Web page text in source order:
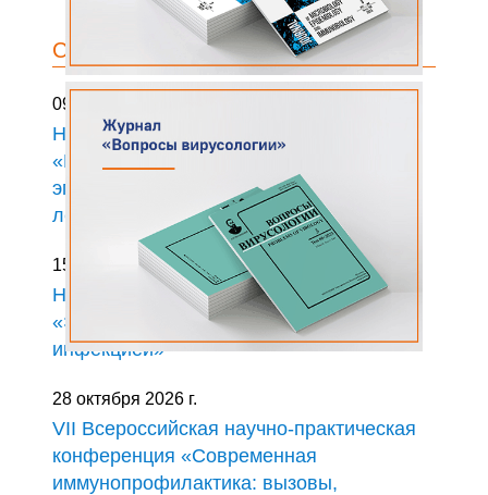
СОБЫТИЯ
09 сентября 2026 г.
Научно-практический семинар
«Респираторные инфекции:
эпидемиология, клиника, диагностика и
лечение»
15 октября 2026 г.
Научно-практическая конференция
«Эпидемиологический надзор за ВИЧ-
инфекцией»
28 октября 2026 г.
VII Всероссийская научно­-практическая
конференция «Современная
иммунопрофилактика: вызовы,